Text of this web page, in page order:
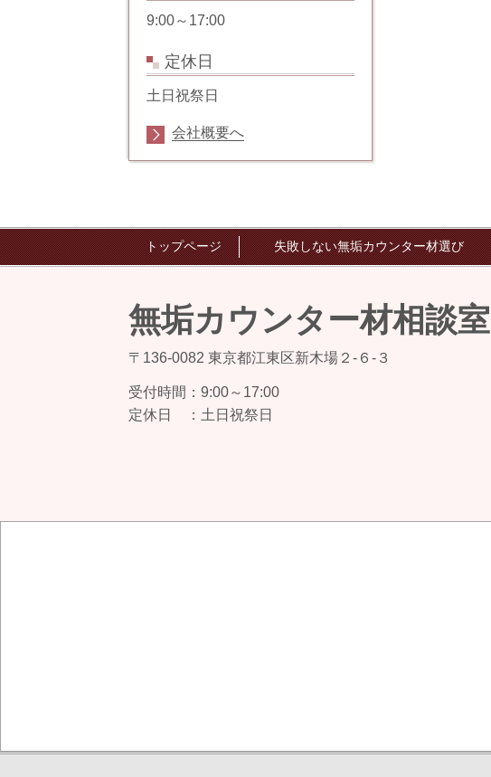
9:00～17:00
定休日
土日祝祭日
会社概要へ
トップページ 失敗しない無垢カウンター材選び
無垢カウンター材相談室
〒136-0082 東京都江東区新木場２-６-３
受付時間： 9:00～17:00
定休日 ： 土日祝祭日